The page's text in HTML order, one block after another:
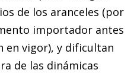
de los aranceles (por
importador antes
en vigor), y dificultan
de las dinámicas